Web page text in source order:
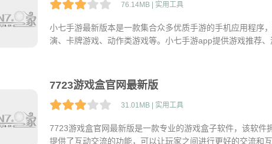
76.14MB | 实用工具
小七手游最新版本是一款集合众多优质手游的手机应用程序
演、卡牌游戏、动作类游戏等。小七手游app提供游戏推荐
7723游戏盒官网最新版
31.01MB | 实用工具
7723游戏盒官网最新版是一款专业的游戏盒子软件，该软
提供了互动交流的功能，可以让玩家之间进行更好的交流和